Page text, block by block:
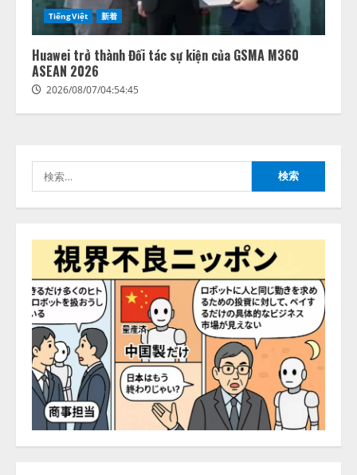
TiếngViệt 新着
Huawei trở thành Đối tác sự kiện của GSMA M360
ASEAN 2026
2026/08/07/04:54:45
索:
たら、すぐ休めと言われる自信が
ある」「昨年の夏はカブトムシを
捕まえたり、虫と戦ったり…」
2026/08/06/14:54:31
3
アシストAIテラス、ガバナンス機
能を備えたAIエージェントプラッ
トフォーム「QueryPie AIP」を提
4
務系70事務所×5つのAIで実態調査
2026/08/06/11:53:44
5
ZETAアライアンス、AIとIoTの共
創を推進する 「Agentic IoT Lab」
を設立
2026/08/06/11:53:44
1
AI駆動開発の推進に向けて
「TinhVan Technologies JSC.」と業
務提携
2026/08/06/14:54:32